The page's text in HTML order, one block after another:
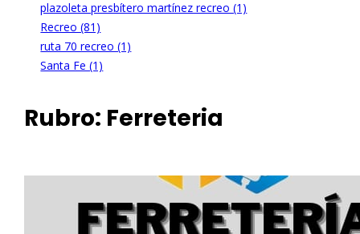
plazoleta presbítero martínez recreo (1)
Recreo (81)
ruta 70 recreo (1)
Santa Fe (1)
Rubro: Ferreteria
FERRETE